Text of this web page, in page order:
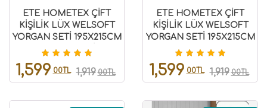
ETE HOMETEX ÇİFT
KİŞİLİK LÜX WELSOFT
YORGAN SETİ 195X215CM
YANSIMA GRİ
1,599 00TL 1,919 00TL
ETE HOMETEX ÇİFT
KİŞİLİK LÜX WELSOFT
YORGAN SETİ 195X215CM
YANSIMA HARDAL
1,599 00TL 1,919 00TL